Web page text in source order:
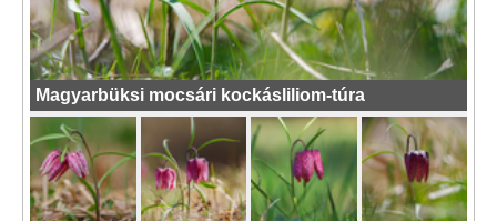
Magyarbüksi mocsári kockásliliom-túra